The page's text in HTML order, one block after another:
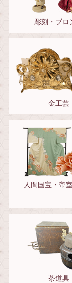
彫刻・ブロ
金工芸
人間国宝・帝
茶道具